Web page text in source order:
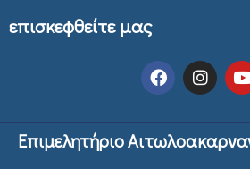
επισκεφθείτε μας
Επιμελητήριο